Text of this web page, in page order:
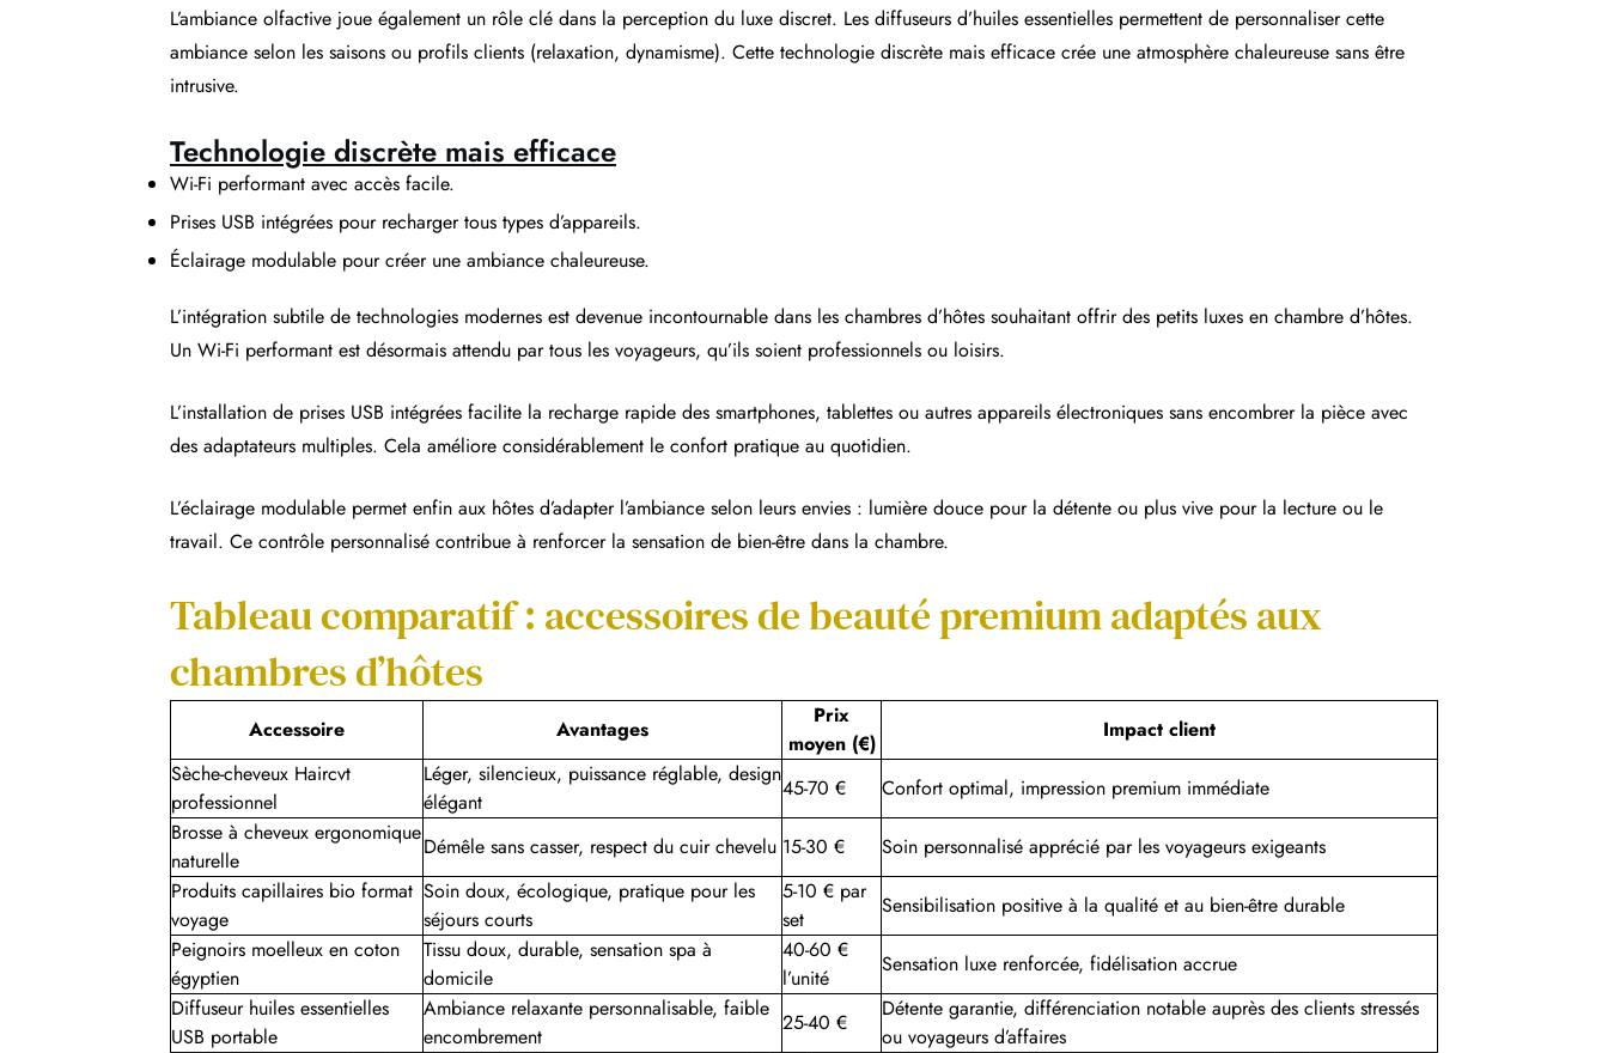
L’ambiance olfactive joue également un rôle clé dans la perception du luxe discret. Les diffuseurs d’huiles essentielles permettent de personnaliser cette
ambiance selon les saisons ou profils clients (relaxation, dynamisme). Cette technologie discrète mais efficace crée une atmosphère chaleureuse sans être
intrusive.
Technologie discrète mais efficace
Wi-Fi performant avec accès facile.
Prises USB intégrées pour recharger tous types d’appareils.
Éclairage modulable pour créer une ambiance chaleureuse.
L’intégration subtile de technologies modernes est devenue incontournable dans les chambres d’hôtes souhaitant offrir des petits luxes en chambre d’hôtes.
Un Wi-Fi performant est désormais attendu par tous les voyageurs, qu’ils soient professionnels ou loisirs.
L’installation de prises USB intégrées facilite la recharge rapide des smartphones, tablettes ou autres appareils électroniques sans encombrer la pièce avec
des adaptateurs multiples. Cela améliore considérablement le confort pratique au quotidien.
L’éclairage modulable permet enfin aux hôtes d’adapter l’ambiance selon leurs envies : lumière douce pour la détente ou plus vive pour la lecture ou le
travail. Ce contrôle personnalisé contribue à renforcer la sensation de bien-être dans la chambre.
Tableau comparatif : accessoires de beauté premium adaptés aux
chambres d’hôtes
Accessoire Avantages
Prix
moyen (€)
Impact client
Sèche-cheveux Haircvt
professionnel
Léger, silencieux, puissance réglable, design
élégant
45-70 €
Confort optimal, impression premium immédiate
Brosse à cheveux ergonomique
naturelle
Démêle sans casser, respect du cuir chevelu 15-30 €
Soin personnalisé apprécié par les voyageurs exigeants
Produits capillaires bio format
voyage
Soin doux, écologique, pratique pour les
séjours courts
5-10 € par
set
Sensibilisation positive à la qualité et au bien-être durable
Peignoirs moelleux en coton
égyptien
Tissu doux, durable, sensation spa à
domicile
40-60 €
l’unité
Sensation luxe renforcée, fidélisation accrue
Diffuseur huiles essentielles
USB portable
Ambiance relaxante personnalisable, faible
encombrement
25-40 €
Détente garantie, différenciation notable auprès des clients stressés
ou voyageurs d’affaires